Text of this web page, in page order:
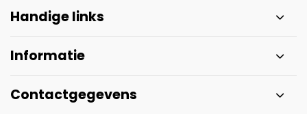
Handige links
Informatie
Contactgegevens